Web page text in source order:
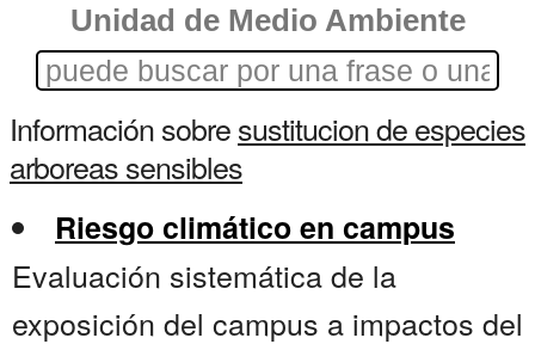
Unidad de Medio Ambiente
Información sobresustitucion de especies
arboreas sensibles
Riesgo climático en campus
Evaluación sistemática de la
exposición del campus a impactos del